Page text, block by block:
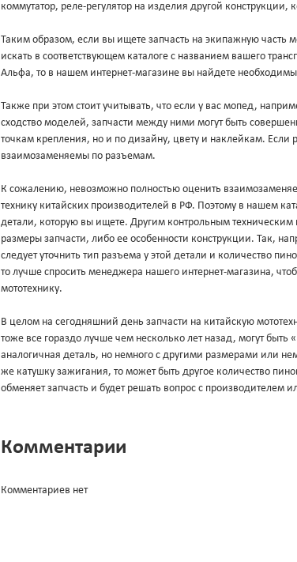
коммутатор, реле-регулятор на изделия другой
Таким образом, если вы ищете запчасть на экипажную часть
искать в соответствующем каталоге с названием вашего
Альфа, то в нашем интернет-магазине вы найдете
Также при этом стоит учитывать, что если у вас мопед,
сходство моделей, запчасти между ними могут быть
точкам крепления, но и по дизайну, цвету и наклейкам. Если
взаимозаменяемы по разъемам.
К сожалению, невозможно полностью оценить
технику китайских производителей в РФ. Поэтому в нашем
детали, которую вы ищете. Другим контрольным
размеры запчасти, либо ее особенности конструкции. Так,
следует уточнить тип разъема у этой детали и количество
то лучше спросить менеджера нашего интернет-магазина,
мототехнику.
В целом на сегодняшний день запчасти на китайскую
тоже все гораздо лучше чем несколько лет назад, могут
аналогичная деталь, но немного с другими размерами или
же катушку зажигания, то может быть другое количество
обменяет запчасть и будет решать вопрос с производителем
Комментарии
Комментариев нет